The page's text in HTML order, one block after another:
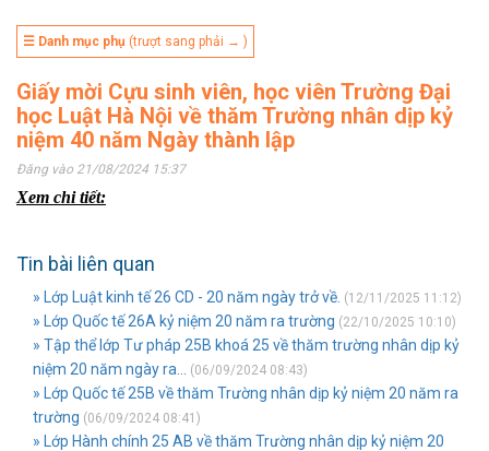
☰ Danh mục phụ (trượt sang phải → )
Giấy mời Cựu sinh viên, học viên Trường Đại
học Luật Hà Nội về thăm Trường nhân dịp kỷ
niệm 40 năm Ngày thành lập
Đăng vào 21/08/2024 15:37
Xem chi tiết:
Tin bài liên quan
» Lớp Luật kinh tế 26 CD - 20 năm ngày trở về. (12/11/2025 11:12)
» Lớp Quốc tế 26A kỷ niệm 20 năm ra trường (22/10/2025 10:10)
» Tập thể lớp Tư pháp 25B khoá 25 về thăm trường nhân dịp kỷ
niệm 20 năm ngày ra...
(06/09/2024 08:43)
» Lớp Quốc tế 25B về thăm Trường nhân dịp kỷ niệm 20 năm ra
trường (06/09/2024 08:41)
» Lớp Hành chính 25 AB về thăm Trường nhân dịp kỷ niệm 20